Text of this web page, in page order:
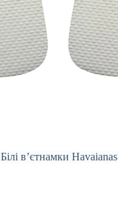
Білі вʼєтнамки Havaianas